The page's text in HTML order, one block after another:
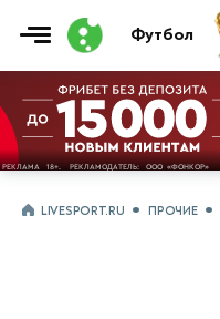
Футбол
LIVESPORT.RU ПРОЧИЕ